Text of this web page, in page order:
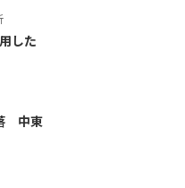
した
中東